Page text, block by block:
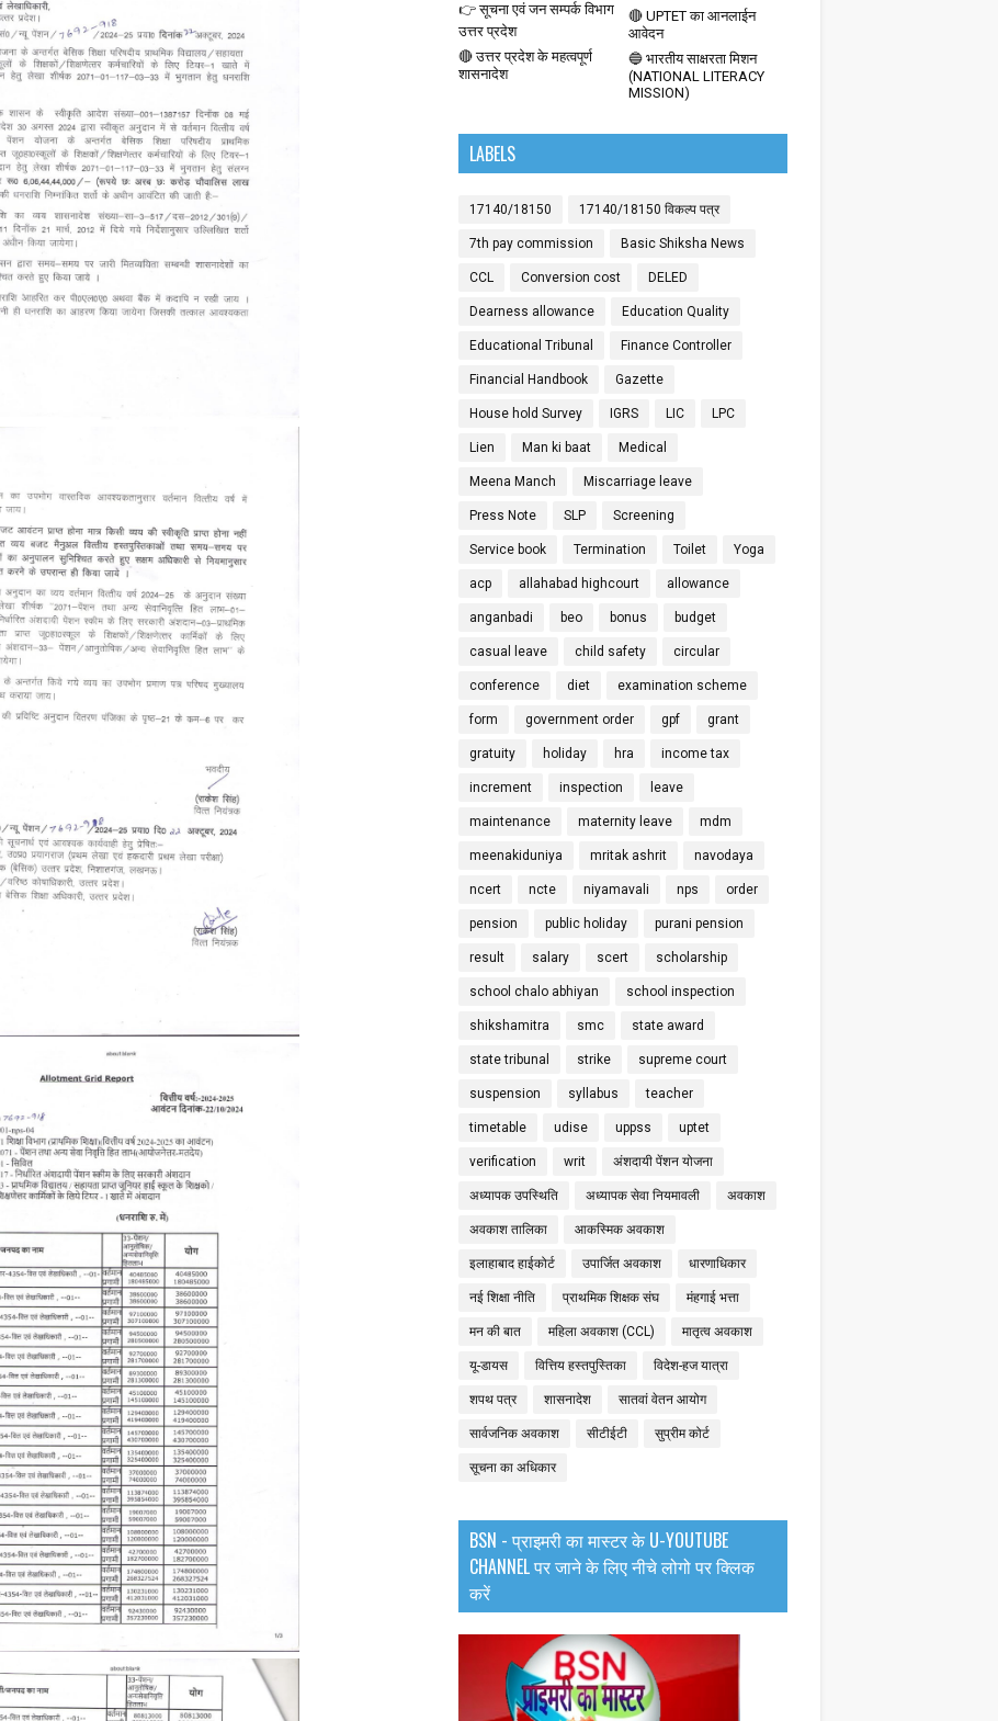
👉 सूचना एवं जन सम्पर्क विभाग
उत्तर प्रदेश
🔴 UPTET का आनलाईन
आवेदन
🔴 उत्तर प्रदेश के महत्वपूर्ण
शासनादेश
🔵 भारतीय साक्षरता मिशन
(NATIONAL LITERACY
MISSION)
LABELS
17140/18150 17140/18150 विकल्प पत्र
7th pay commission Basic Shiksha News
CCL Conversion cost DELED
Dearness allowance Education Quality
Educational Tribunal Finance Controller
Financial Handbook Gazette
House hold Survey IGRS LIC LPC
Lien Man ki baat Medical
Meena Manch Miscarriage leave
Press Note SLP Screening
Service book Termination Toilet Yoga
acp allahabad highcourt allowance
anganbadi beo bonus budget
casual leave child safety circular
conference diet examination scheme
form government order gpf grant
gratuity holiday hra income tax
increment inspection leave
maintenance maternity leave mdm
meenakiduniya mritak ashrit navodaya
ncert ncte niyamavali nps order
pension public holiday purani pension
result salary scert scholarship
school chalo abhiyan school inspection
shikshamitra smc state award
state tribunal strike supreme court
suspension syllabus teacher
timetable udise uppss uptet
verification writ अंशदायी पेंशन योजना
अध्यापक उपस्थिति अध्यापक सेवा नियमावली अवकाश
अवकाश तालिका आकस्मिक अवकाश
इलाहाबाद हाईकोर्ट उपार्जित अवकाश धारणाधिकार
नई शिक्षा नीति प्राथमिक शिक्षक संघ मंहगाई भत्ता
मन की बात महिला अवकाश (CCL) मातृत्व अवकाश
यू-डायस वित्तिय हस्तपुस्तिका विदेश-हज यात्रा
शपथ पत्र शासनादेश सातवां वेतन आयोग
सार्वजनिक अवकाश सीटीईटी सुप्रीम कोर्ट
सूचना का अधिकार
BSN - प्राइमरी का मास्टर के U-YOUTUBE
CHANNEL पर जाने के लिए नीचे लोगो पर क्लिक
करें